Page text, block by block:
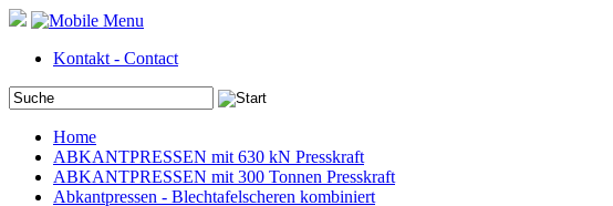
Kontakt - Contact
Home
ABKANTPRESSEN mit 630 kN Presskraft
ABKANTPRESSEN mit 300 Tonnen Presskraft
Abkantpressen - Blechtafelscheren kombiniert